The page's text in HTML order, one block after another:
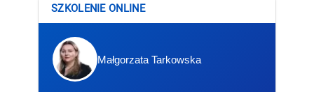
SZKOLENIE ONLINE
Małgorzata Tarkowska